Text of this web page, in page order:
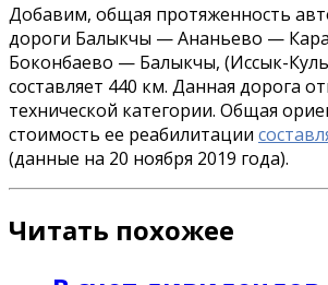
Добавим, общая протяженность
дороги Балыкчы — Ананьево —
Боконбаево — Балыкчы, (Иссык-
составляет 440 км. Данная дорога
технической категории. Общая
стоимость ее реабилитации
(данные на 20 ноября 2019 года).
Читать похожее